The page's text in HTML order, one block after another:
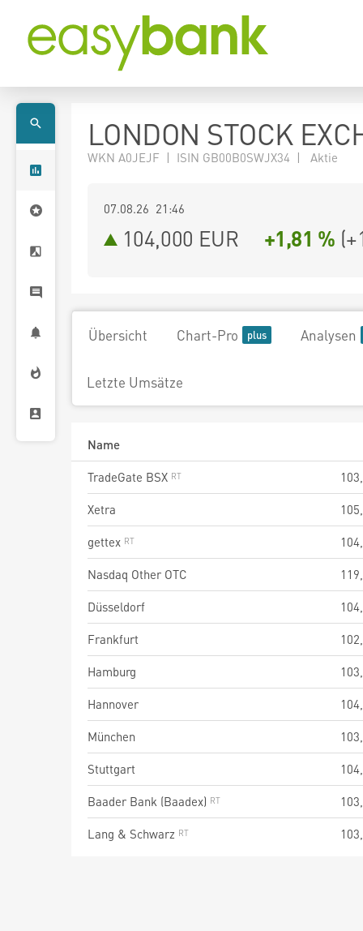
LONDON STOCK
WKN A0JEJF | ISIN GB00B0SWJX34 | Aktie
07.08.26 21:46
104,000 EUR +1,81 % (
Übersicht Chart-Pro Analysen
Letzte Umsätze
Name
TradeGate BSX
Xetra
gettex
Nasdaq Other OTC
Düsseldorf
Frankfurt
Hamburg
Hannover
München
Stuttgart
Baader Bank (Baadex)
Lang & Schwarz